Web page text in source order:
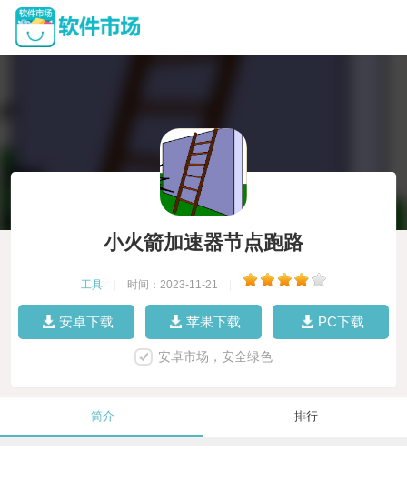
小火箭加速器节点跑路
工具 时间：2023-11-21
安卓下载 苹果下载 PC下载
安卓市场，安全绿色
简介 排行